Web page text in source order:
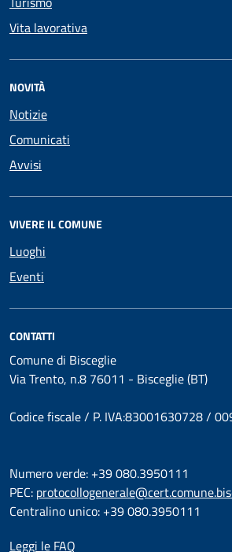
Vita lavorativa
NOVITÀ
Notizie
Comunicati
Avvisi
VIVERE IL COMUNE
Luoghi
Eventi
CONTATTI
Comune di Bisceglie
Via Trento, n.8 76011 - Bisceglie (BT)
Codice fiscale / P. IVA:83001630728 /
Numero verde: +39 080.3950111
PEC:
Centralino unico: +39 080.3950111
Leggi le FAQ